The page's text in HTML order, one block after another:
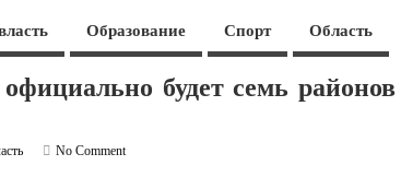
Образование Спорт Область
будет семь
No Comment